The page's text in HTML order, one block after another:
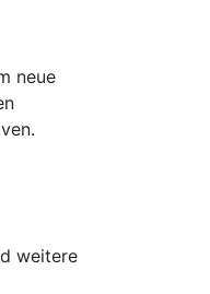
neue
weitere